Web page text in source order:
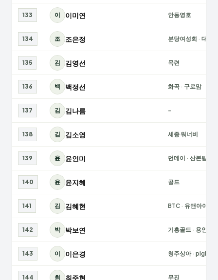
133 이 이미연 안동영호
134 조 조은정 분당여성회 · 대구
135 김 김영선 목련
136 백 백정선 화곡 · 구로맘
137 김 김나름 -
138 김 김소영 세종 워너비
139 윤 윤인미 먼데이 · 산본탑
140 윤 윤지혜 골드
141 김 김혜현 BTC · 유앤아이
142 박 박보연 기흥골드 · 용인여
143 이 이은경 청주상아· piglet
144 최 최주현 무진